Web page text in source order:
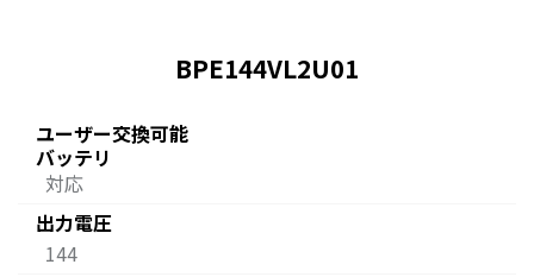
BPE144VL2U01
ユーザー交換可能
バッテリ
対応
出力電圧
144